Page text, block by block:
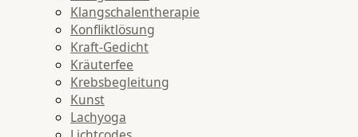
Klangschalentherapie
Konfliktlösung
Kraft-Gedicht
Kräuterfee
Krebsbegleitung
Kunst
Lachyoga